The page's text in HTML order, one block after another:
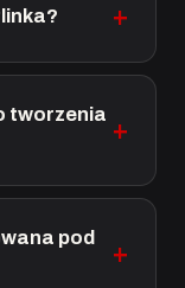
tworzenia
pod